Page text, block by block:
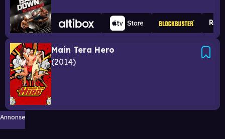
Main Tera Hero
2014
Annonse